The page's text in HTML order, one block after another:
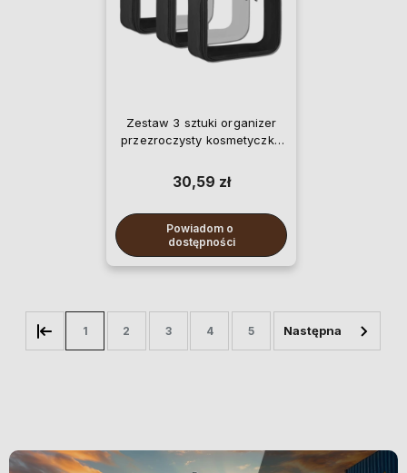
Zestaw 3 sztuki organizer
przezroczysty kosmetyczka
30,59 zł
Powiadom o
dostępności
1 2 3 4 5